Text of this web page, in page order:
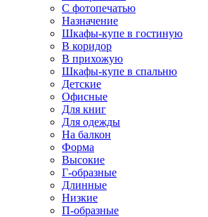
С фотопечатью
Назначение
Шкафы-купе в гостиную
В коридор
В прихожую
Шкафы-купе в спальню
Детские
Офисные
Для книг
Для одежды
На балкон
Форма
Высокие
Г-образные
Длинные
Низкие
П-образные